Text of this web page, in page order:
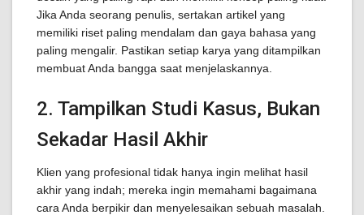
Jika Anda seorang penulis, sertakan artikel yang
memiliki riset paling mendalam dan gaya bahasa yang
paling mengalir. Pastikan setiap karya yang ditampilkan
membuat Anda bangga saat menjelaskannya.
2. Tampilkan Studi Kasus, Bukan
Sekadar Hasil Akhir
Klien yang profesional tidak hanya ingin melihat hasil
akhir yang indah; mereka ingin memahami bagaimana
cara Anda berpikir dan menyelesaikan sebuah masalah.